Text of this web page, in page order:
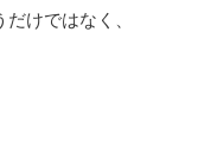
けではなく、